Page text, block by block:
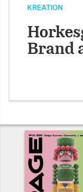
KREATION
Brand